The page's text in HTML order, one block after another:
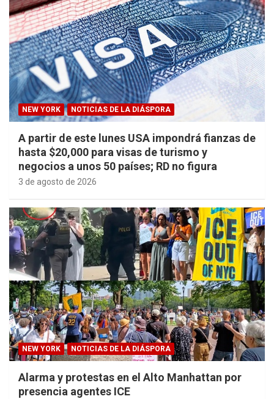
NEW YORK NOTICIAS DE LA DIÁSPORA
A partir de este lunes USA impondrá fianzas de
hasta $20,000 para visas de turismo y
negocios a unos 50 países; RD no figura
3 de agosto de 2026
NEW YORK NOTICIAS DE LA DIÁSPORA
Alarma y protestas en el Alto Manhattan por
presencia agentes ICE